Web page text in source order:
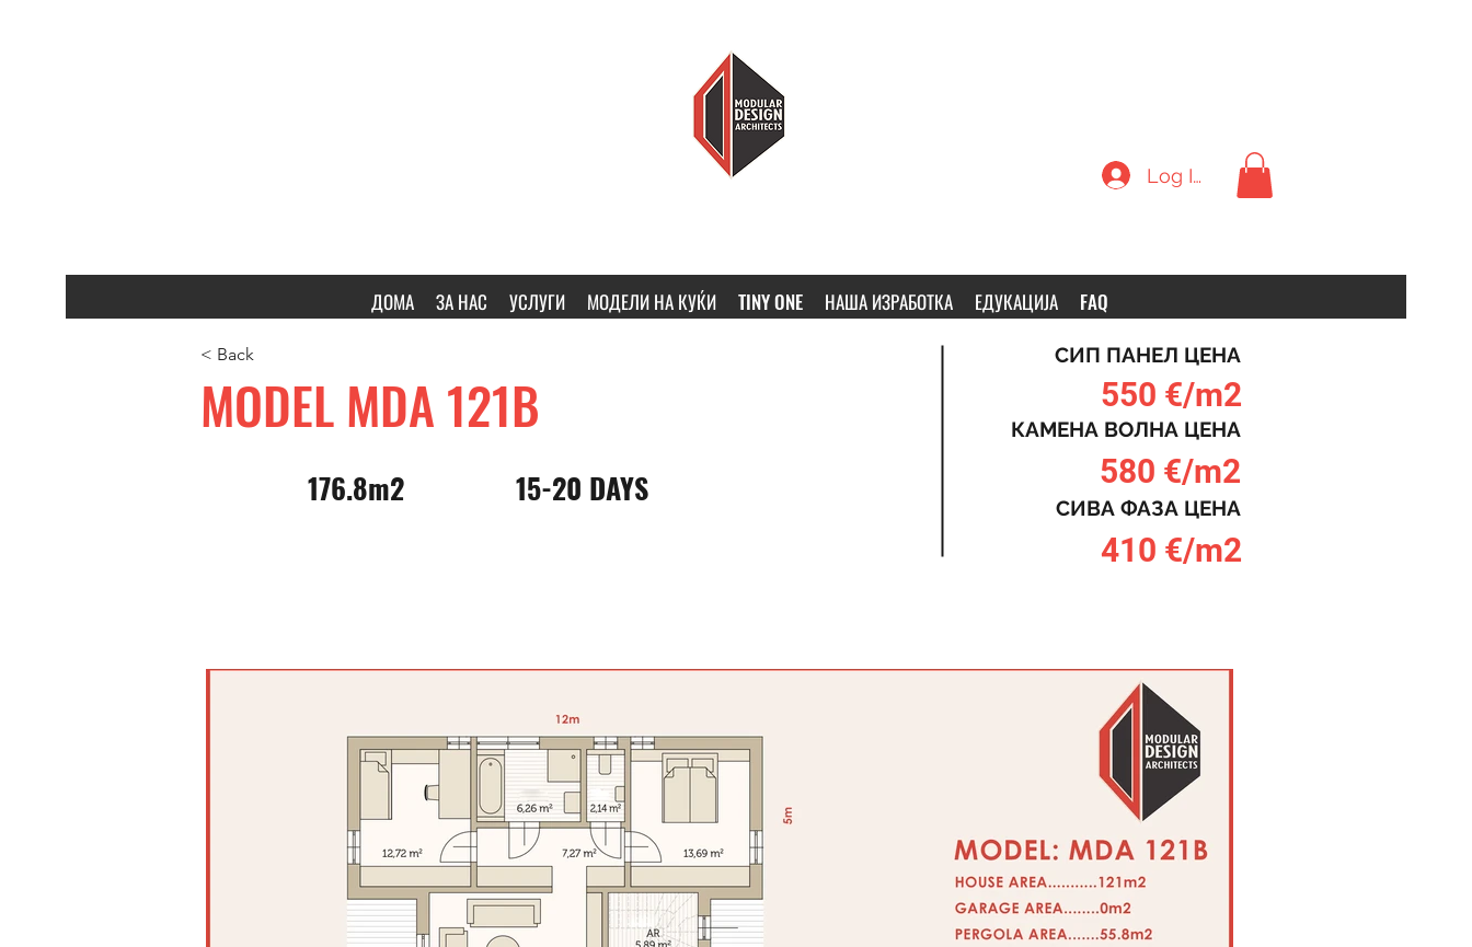
Log In
ДОМА ЗА НАС УСЛУГИ МОДЕЛИ НА КУЌИ TINY ONE НАША ИЗРАБОТКА ЕДУКАЦИЈА FAQ
< Back
MODEL MDA 121B
176.8m2 15-20 DAYS
СИП ПАНЕЛ ЦЕНА
550 €/m2
КАМЕНА ВОЛНА ЦЕНА
580 €/m2
СИВА ФАЗА ЦЕНА
410 €/m2